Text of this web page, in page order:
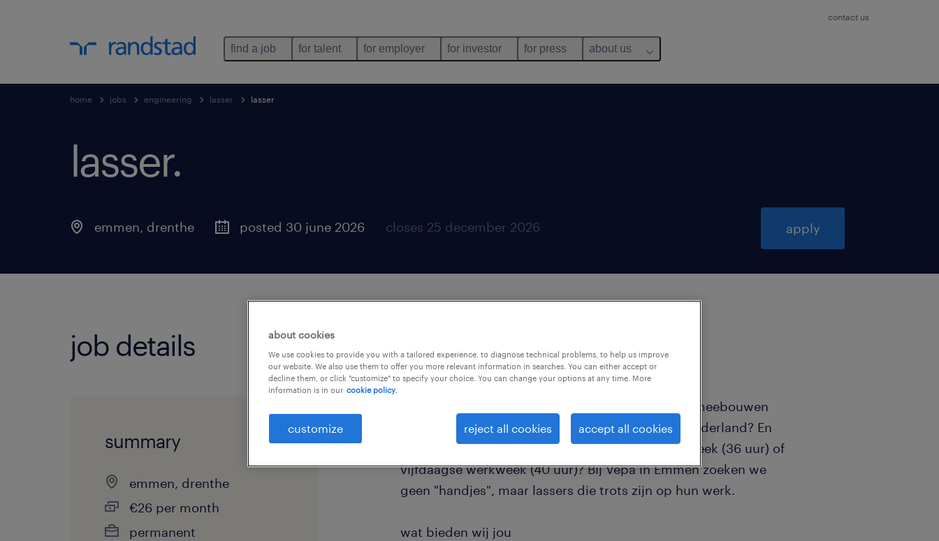
contact us
find a job for talent for employer for investor for press about us
home jobs engineering lasser lasser
lasser.
emmen, drenthe posted 30 june 2026 closes 25 december 2026 apply
job details
summary
emmen, drenthe
€26 per month
permanent
Ben jij een maker met passie voor metaal? Wil jij meebouwen
aan de meest duurzame kantoormeubelen van Nederland? En
tegelijkertijd genieten van een vierdaagse werkweek (36 uur) of
vijfdaagse werkweek (40 uur)? Bij Vepa in Emmen zoeken we
geen "handjes", maar lassers die trots zijn op hun werk.
wat bieden wij jou
about cookies
We use cookies to provide you with a tailored experience, to diagnose technical problems, to help us improve
our website. We also use them to offer you more relevant information in searches. You can either accept or
decline them, or click "customize" to specify your choice. You can change your options at any time. More
information is in our cookie policy.
customize reject all cookies accept all cookies